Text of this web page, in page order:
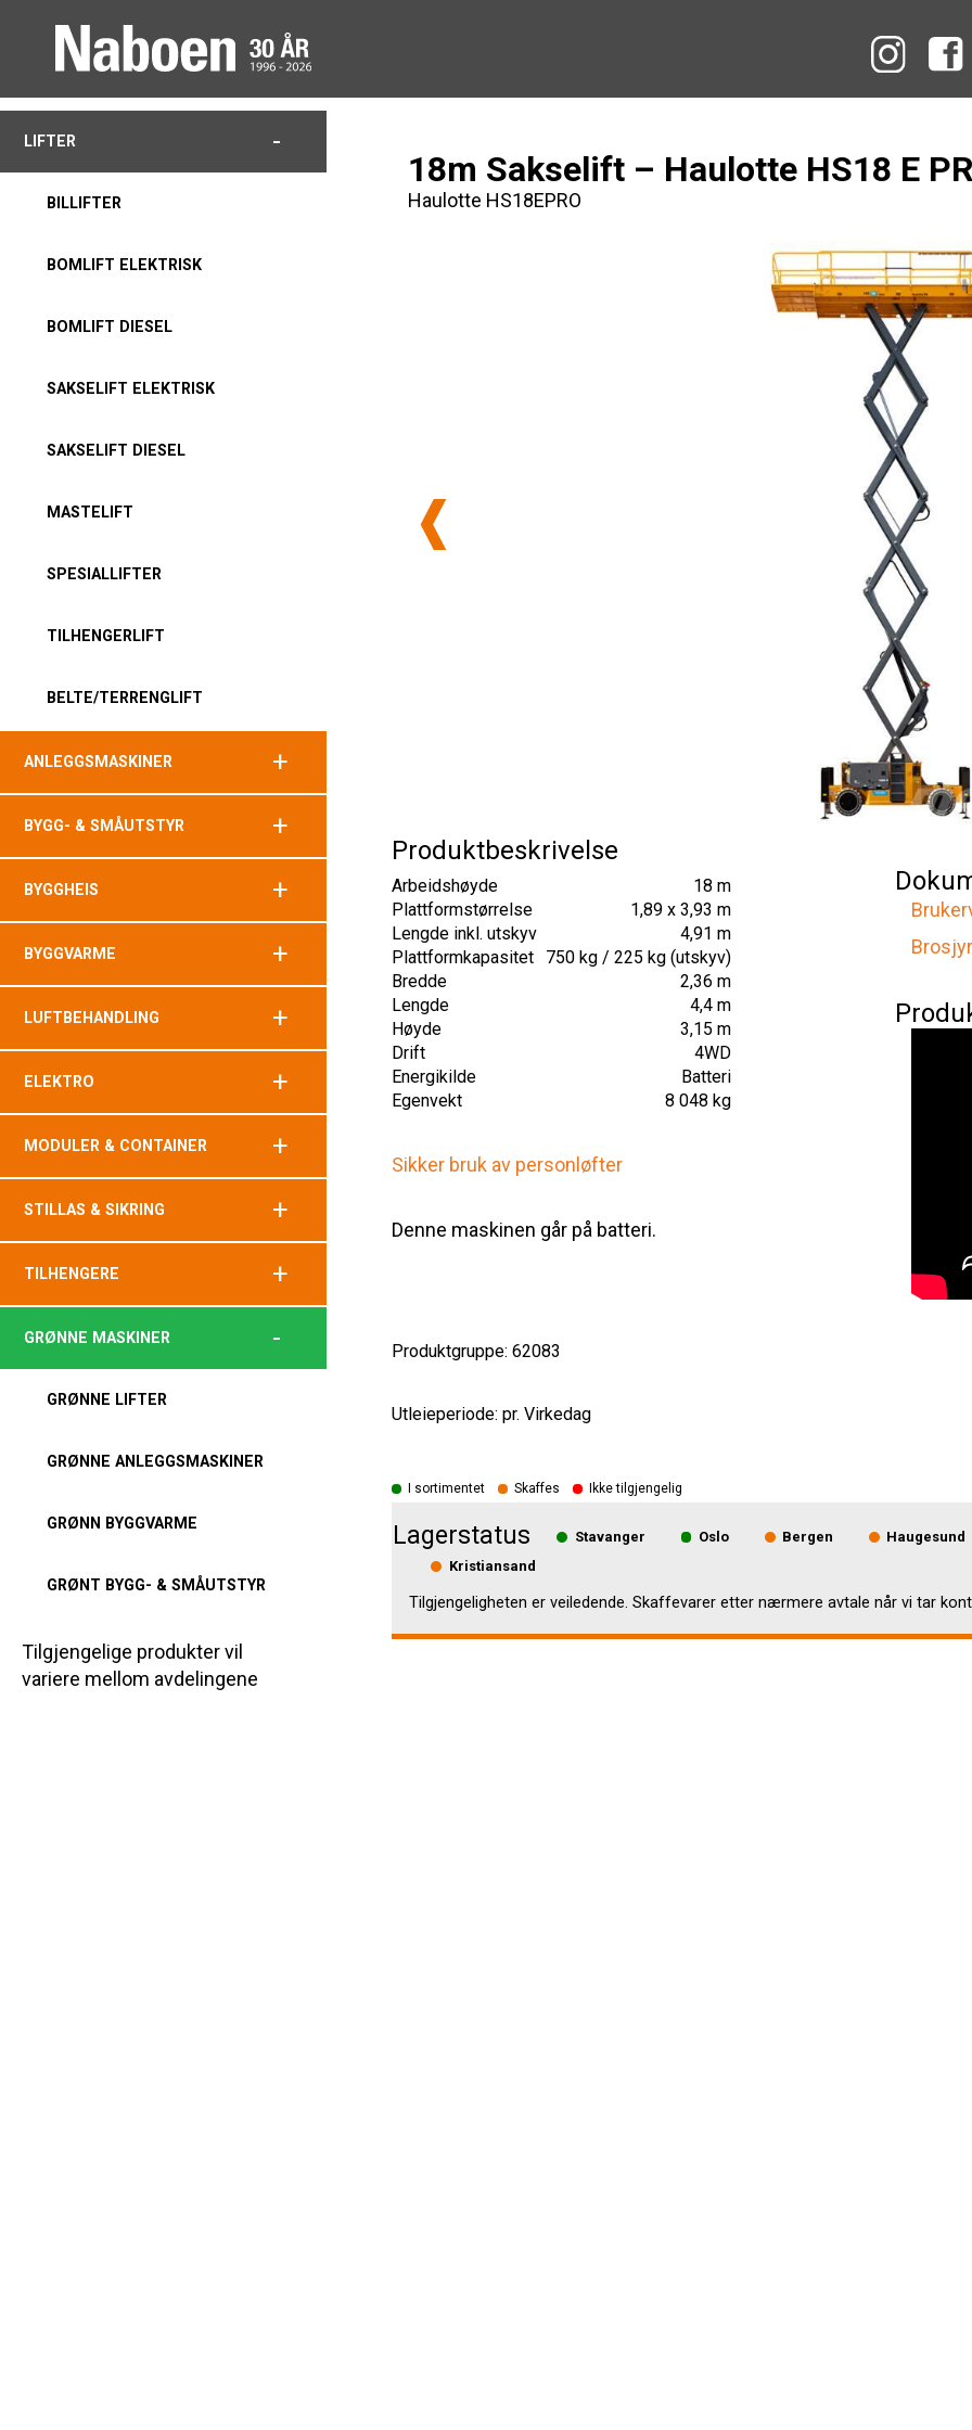
LIFTER -
BILLIFTER
BOMLIFT ELEKTRISK
BOMLIFT DIESEL
SAKSELIFT ELEKTRISK
SAKSELIFT DIESEL
MASTELIFT
SPESIALLIFTER
TILHENGERLIFT
BELTE/TERRENGLIFT
ANLEGGSMASKINER +
BYGG- & SMÅUTSTYR +
BYGGHEIS +
BYGGVARME +
LUFTBEHANDLING +
ELEKTRO +
MODULER & CONTAINER +
STILLAS & SIKRING +
TILHENGERE +
GRØNNE MASKINER -
GRØNNE LIFTER
GRØNNE ANLEGGSMASKINER
GRØNN BYGGVARME
GRØNT BYGG- & SMÅUTSTYR
Tilgjengelige produkter vil
variere mellom avdelingene
18m Sakselift – Haulotte HS18 E
Haulotte HS18EPRO
Produktbeskrivelse
Arbeidshøyde
18 m
Plattformstørrelse
1,89 x 3,93 m
Lengde inkl. utskyv
4,91 m
Plattformkapasitet
750 kg / 225 kg (utskyv)
Bredde
2,36 m
Lengde
4,4 m
Høyde
3,15 m
Drift
4WD
Energikilde
Batteri
Egenvekt
8 048 kg
Sikker bruk av personløfter
Denne maskinen går på batteri.
Produktgruppe: 62083
Utleieperiode: pr. Virkedag
I sortimentet Skaffes Ikke tilgjengelig
Lagerstatus Stavanger Oslo Bergen Haugesund
Kristiansand
Tilgjengeligheten er veiledende. Skaffevarer etter nærmere avtale når vi tar